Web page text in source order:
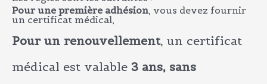
Pour une première adhésion, vous devez fournir
un certificat médical,
Pour un renouvellement, un certificat
médical est valable 3 ans, sans